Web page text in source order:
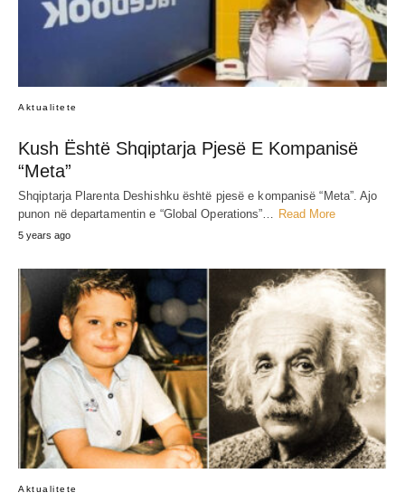
Aktualitete
Kush Është Shqiptarja Pjesë E Kompanisë
“Meta”
Shqiptarja Plarenta Deshishku është pjesë e kompanisë “Meta”. Ajo
punon në departamentin e “Global Operations”… Read More
5 years ago
Aktualitete